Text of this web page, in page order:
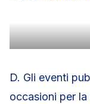
D. Gli eventi
occasioni per